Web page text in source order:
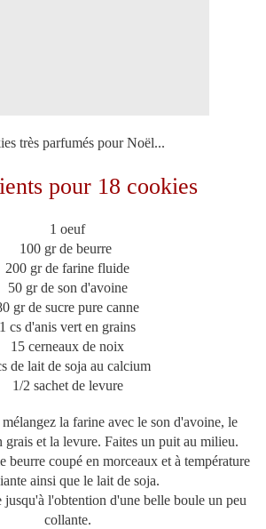
très parfumés pour Noël...
pour 18 cookies
1 oeuf
100 gr de beurre
200 gr de farine fluide
50 gr de son d'avoine
gr de sucre pure canne
1 cs d'anis vert en grains
15 cerneaux de noix
de lait de soja au calcium
1/2 sachet de levure
la farine avec le son d'avoine, le
grais et la levure. Faites un puit au milieu.
beurre coupé en morceaux et à température
ainsi que le lait de soja.
jusqu'à l'obtention d'une belle boule un peu
collante.